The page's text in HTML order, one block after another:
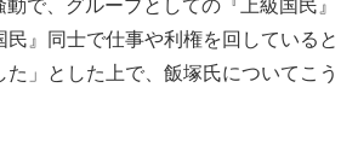
で、グループとしての『上級国民』
民』同士で仕事や利権を回していると
」とした上で、飯塚氏についてこう